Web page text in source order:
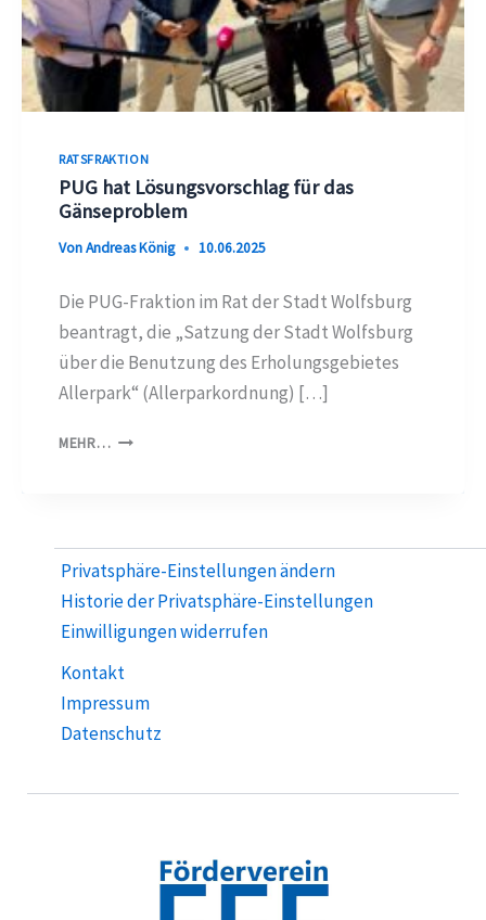
RATSFRAKTION
PUG hat Lösungsvorschlag für das
Gänseproblem
VonAndreas König 10.06.2025
Die PUG-Fraktion im Rat der Stadt Wolfsburg
beantragt, die „Satzung der Stadt Wolfsburg
über die Benutzung des Erholungsgebietes
Allerpark“ (Allerparkordnung) […]
MEHR… PUG
Privatsphäre-Einstellungen ändern
Historie der Privatsphäre-Einstellungen
Einwilligungen widerrufen
Kontakt
Impressum
Datenschutz­